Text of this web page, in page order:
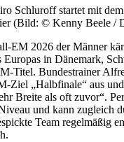
Schluroff startet mit dem
(Bild: © Kenny Beele /
EM 2026 der Männer
Europas in Dänemark,
Titel. Bundestrainer
Ziel „Halbfinale“ aus
Breite als oft zuvor“.
und kann zugleich
Team regelmäßig